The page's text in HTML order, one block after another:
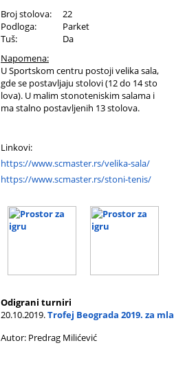
Broj stolova:
22
Podloga:
Parket
Tuš:
Da
Napomena:
U Sportskom centru postoji velika sala,
gde se postavljaju stolovi (12 do 14 sto
lova). U malim stonoteniskim salama i
ma stalno postavljenih 13 stolova.
Linkovi:
https://www.scmaster.rs/velika-sala/
https://www.scmaster.rs/stoni-tenis/
Odigrani turniri
20.10.2019.Trofej Beograda 2019. za
Autor: Predrag Milićević